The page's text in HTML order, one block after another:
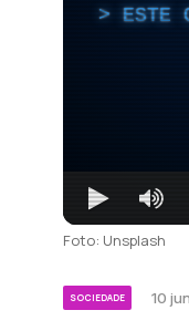
ESTE
Foto: Unsplash
SOCIEDADE 10